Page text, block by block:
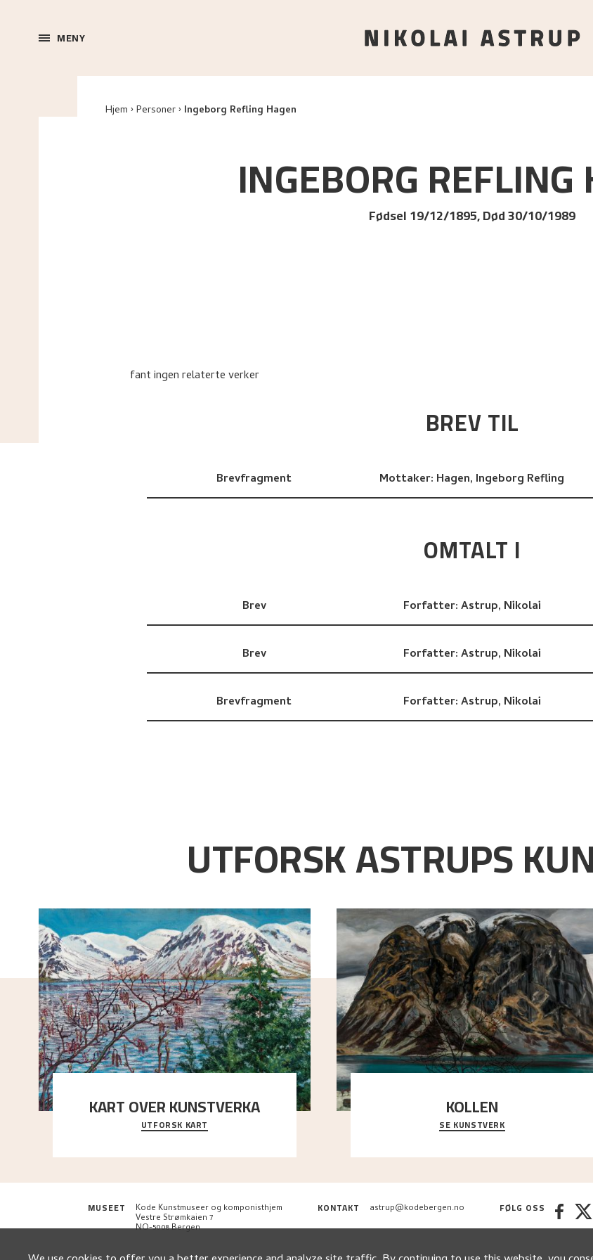
MENY
Hjem Personer Ingeborg Refling Hagen
INGEBORG REFLING
Fødsel 19/12/1895, Død 30/10/1989
fant ingen relaterte verker
BREV TIL
Brevfragment Mottaker: Hagen, Ingeborg Refling
OMTALT I
Brev Forfatter:Astrup, Nikolai
Brev Forfatter:Astrup, Nikolai
Brevfragment Forfatter:Astrup, Nikolai
UTFORSK ASTRUPS
KART OVER KUNSTVERKA
Utforsk stedene og utsiktene i Astrups malerier
UTFORSK KART
KOLLEN
Et ruvende fjell dominerer bildeflaten, og står i
sterk kontrast til det spinkle rognetreet ute
SE KUNSTVERK
MUSEET Kode Kunstmuseer og komponisthjem
Vestre Strømkaien 7
NO-5008 Bergen
KONTAKT astrup@kodebergen.no FØLG OSS